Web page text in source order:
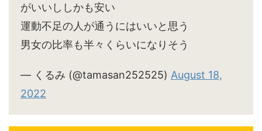
がいいししかも安い
運動不足の人が通うにはいいと思う
男女の比率も半々くらいになりそう
— くるみ (@tamasan252525) August 18,
2022